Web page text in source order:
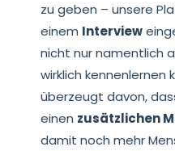
zu geben – unsere
einem Interview
nicht nur namentlich
wirklich kennenlernen
überzeugt davon,
einen zusätzlichen
damit noch mehr